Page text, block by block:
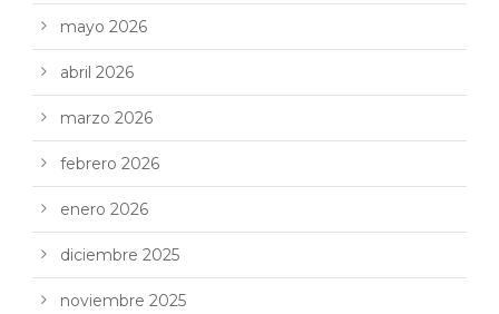
mayo 2026
abril 2026
marzo 2026
febrero 2026
enero 2026
diciembre 2025
noviembre 2025